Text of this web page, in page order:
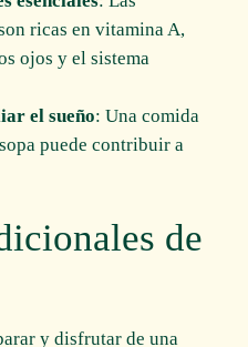
ricas en vitamina A,
ojos y el sistema
el sueño: Una comida
puede contribuir a
de
y disfrutar de una